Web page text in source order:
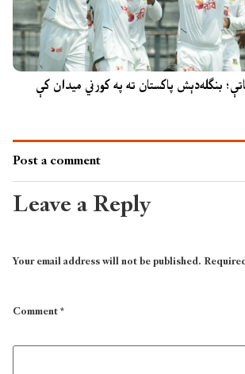
بنګله‌دېش پاکستان ته په کورني میدان کې
Post a comment
Leave a Reply
Your email address will not be published.
Comment*